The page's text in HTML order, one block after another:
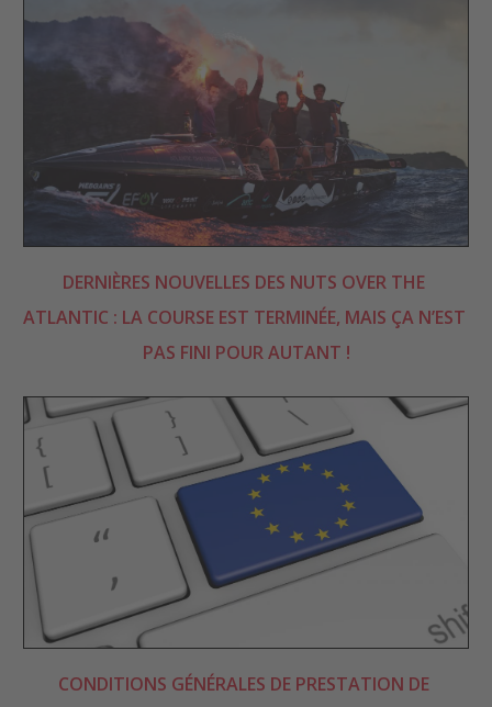
DERNIÈRES NOUVELLES DES NUTS OVER THE
ATLANTIC : LA COURSE EST TERMINÉE, MAIS ÇA N’EST
PAS FINI POUR AUTANT !
CONDITIONS GÉNÉRALES DE PRESTATION DE